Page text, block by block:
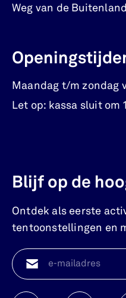
Weg van de
Maandag t/m zondag
Let op: kassa sluit om
Blijf op de
Ontdek als eerste
tentoonstellingen en